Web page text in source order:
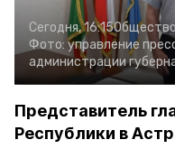
Сегодня, 16:15
Фото: управление
администрации
Представитель
Республики в